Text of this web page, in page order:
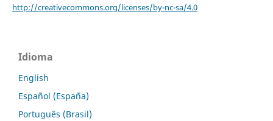
http://creativecommons.org/licenses/by-nc-sa/4.0
Idioma
English
Español (España)
Português (Brasil)